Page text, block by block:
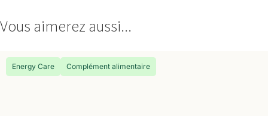
Vous aimerez aussi...
Energy Care Complément alimentaire